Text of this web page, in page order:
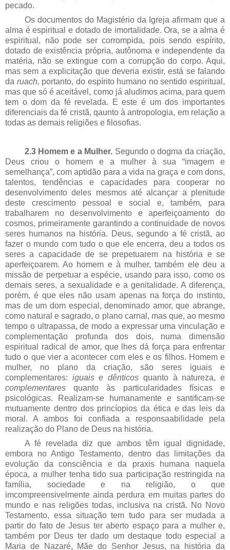
pecado.
Os documentos do Magistério da Igreja afirmam que a
alma é espiritual e dotado de imortalidade. Ora, se a alma é
espiritual, não pode ser corrompida, pois sendo espírito,
dotado de existência própria, autônoma e independente da
matéria, não se extingue com a corrupção do corpo. Aqui,
mas sem a explicitação que deveria existir, está se falando
da ruach, portanto, do espírito humano no sentido espiritual,
mas que só é aceitável, como já aludimos acima, para quem
tem o dom da fé revelada. E este é um dos importantes
diferenciais da fé cristã, qaunto à antropologia, em relação a
todas as demais religiões e filosofias.
2.3 Homem e a Mulher. Segundo o dogma da criação,
Deus criou o homem e a mulher à sua “imagem e
semelhança”, com aptidão para a vida na graça e com dons,
talentos, tendências e capacidades para cooperar no
desenvolvimento deles mesmos até alcançar a plenitude
deste crescimento pessoal e social e, também, para
trabalharem no desenvolvimento e aperfeiçoamento do
cosmos, primeiramente garantindo a continuidade de novos
seres humanos na história. Deus, segundo a fé cristã, ao
fazer o mundo com tudo o que ele encerra, deu a todos os
seres a capacidade de se prepetuarem na história e se
aperfeiçoarem. Ao homem e à mulher, também ele deu a
missão de perpetuar a espécie, usando para isso, como os
demais seres, a sexualidade e a genitalidade. A diferença,
porém, é que eles não usam apenas na força do instinto,
mas de um dom especial, denominado amor, que abrange,
como natural e sagrado, o plano carnal, mas que, ao mesmo
tempo o ultrapassa, de modo a expressar uma vinculação e
complementação profunda dos dois, numa dimensão
espiritual radical de amor, que lhes dá força para enfrentar
tudo o que vier a acontecer com eles e os filhos. Homem e
mulher, no plano da criação, são seres iguais e
complementares: iguais e dênticos quanto à natureza, e
complementares quanto às particularidades físicas e
psicológicas. Realizam-se humanamente e santificam-se
mutuamente dentro dos princíopios da ética e das leis da
moral. A ambos foi confiada a responsaabilidade pela
realização do Plano de Deus na história.
A fé revelada diz que ambos têm igual dignidade,
embora no Antigo Testamento, dentro das limitações da
evolução da consciência e da praxis humana naquela
época, a mulher tenha tido sua participação restringida na
família, sociedade e na religião, o que
imcompreensivelmente ainda perdura em muitas partes do
mundo e nas religões todas, inclusiva na cristã. No Novo
Testamento, essa situação tem tudo para ser mudada a
partir do fato de Jesus ter aberto espaço para a mulher e,
também por Deus ter dado um destaque todo especial a
Maria de Nazaré, Mãe do Senhor Jesus, na história da